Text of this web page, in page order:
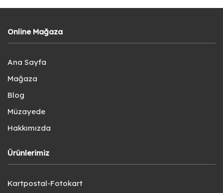
Online Mağaza
Ana Sayfa
Mağaza
Blog
Müzayede
Hakkımızda
Ürünlerimiz
Kartpostal-Fotokart